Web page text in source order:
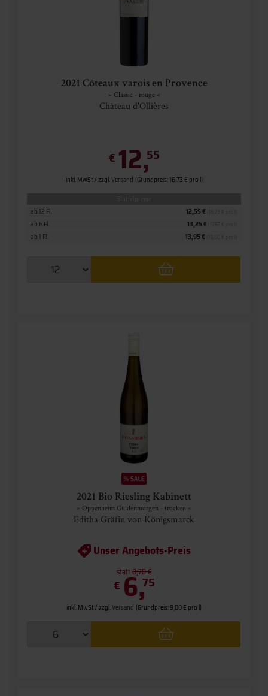
2021 Côteaux varois en Provence
» Classic - rouge «
Château d'Ollières
€ 12,55
inkl. MwSt. / zzgl.Versand (Grundpreis: 16,73 € pro l)
ab 1 Fl. 13,95 €
ab 6 Fl. 13,25 €
ab 12 Fl. 12,55 €
2021 Bio Riesling Kabinett
» Oppenheim Güldenmorgen - trocken «
Editha Gräfin von Königsmarck
Unser Angebots-Preis
statt8,70 €
€6,75
inkl. MwSt. / zzgl.Versand (Grundpreis: 9,00 € pro l)